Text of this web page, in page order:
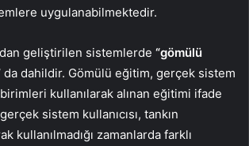
uygulanabilmektedir.
geliştirilen sistemlerde “gömülü
da dahildir. Gömülü eğitim, gerçek sistem
kullanılarak alınan eğitimi ifade
sistem kullanıcısı, tankın
kullanılmadığı zamanlarda farklı